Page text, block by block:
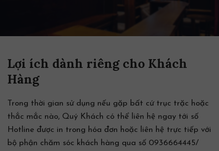
Lợi ích dành riêng cho Khách
Hàng
Trong thời gian sử dụng nếu gặp bất cứ trục trặc hoặc
thắc mắc nào, Quý Khách có thể liên hệ ngay tới số
Hotline được in trong hóa đơn hoặc liên hệ trực tiếp với
bộ phận chăm sóc khách hàng qua số 0936664445/